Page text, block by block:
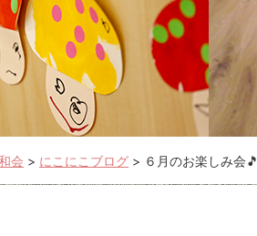
会 > にこにこブログ > ６月のお楽しみ会🎵